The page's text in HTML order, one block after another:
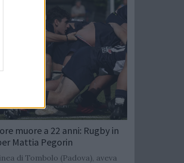
muore a 22 anni: Rugby in
Mattia Pegorin
di Tombolo (Padova), aveva